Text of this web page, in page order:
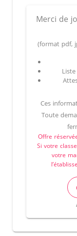
Merci de
(format pdf,
Ces
Toute
Offre
Si votre
votre